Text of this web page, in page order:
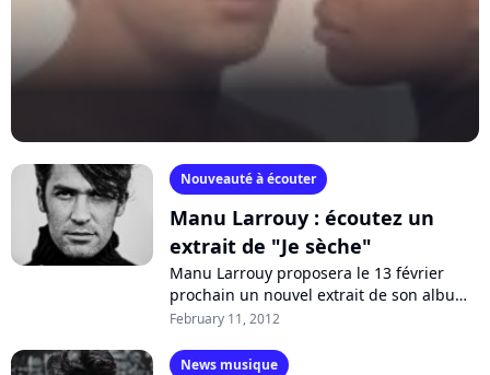
Nouveauté à écouter
Manu Larrouy : écoutez un
extrait de "Je sèche"
Manu Larrouy proposera le 13 février
prochain un nouvel extrait de son album
"Des mots doux, des mots durs". "Je
February 11, 2012
News musique